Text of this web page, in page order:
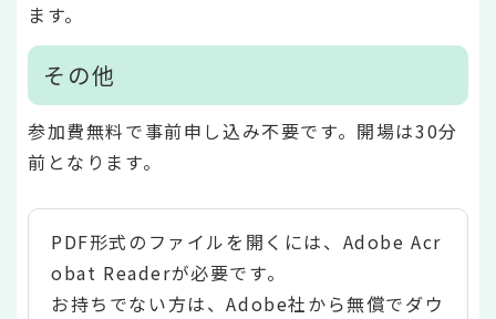
ます。
その他
参加費無料で事前申し込み不要です。開場は30分
前となります。
PDF形式のファイルを開くには、Adobe Acr
obat Readerが必要です。
お持ちでない方は、Adobe社から無償でダウ